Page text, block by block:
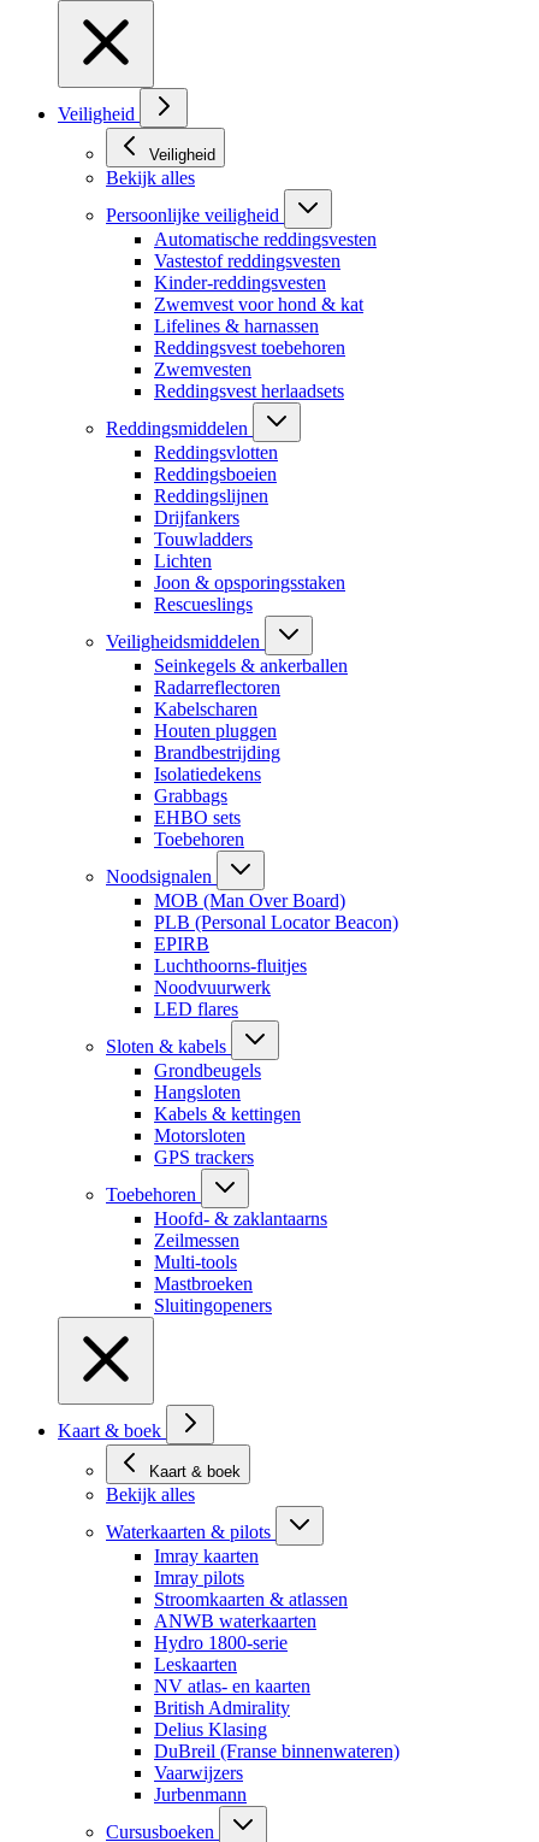
Veiligheid
Veiligheid
Bekijk alles
Persoonlijke veiligheid
Automatische reddingsvesten
Vastestof reddingsvesten
Kinder-reddingsvesten
Zwemvest voor hond & kat
Lifelines & harnassen
Reddingsvest toebehoren
Zwemvesten
Reddingsvest herlaadsets
Reddingsmiddelen
Reddingsvlotten
Reddingsboeien
Reddingslijnen
Drijfankers
Touwladders
Lichten
Joon & opsporingsstaken
Rescueslings
Veiligheidsmiddelen
Seinkegels & ankerballen
Radarreflectoren
Kabelscharen
Houten pluggen
Brandbestrijding
Isolatiedekens
Grabbags
EHBO sets
Toebehoren
Noodsignalen
MOB (Man Over Board)
PLB (Personal Locator Beacon)
EPIRB
Luchthoorns-fluitjes
Noodvuurwerk
LED flares
Sloten & kabels
Grondbeugels
Hangsloten
Kabels & kettingen
Motorsloten
GPS trackers
Toebehoren
Hoofd- & zaklantaarns
Zeilmessen
Multi-tools
Mastbroeken
Sluitingopeners
Kaart & boek
Kaart & boek
Bekijk alles
Waterkaarten & pilots
Imray kaarten
Imray pilots
Stroomkaarten & atlassen
ANWB waterkaarten
Hydro 1800-serie
Leskaarten
NV atlas- en kaarten
British Admirality
Delius Klasing
DuBreil (Franse binnenwateren)
Vaarwijzers
Jurbenmann
Cursusboeken